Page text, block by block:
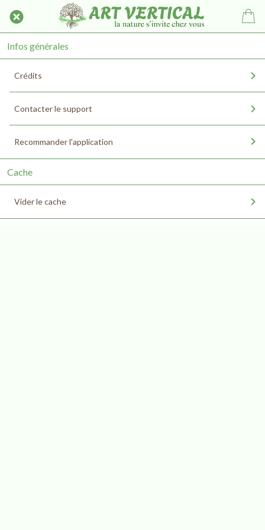
Infos générales
Crédits
Contacter le support
Recommander l'application
Cache
Vider le cache